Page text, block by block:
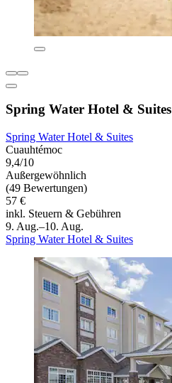
Spring Water Hotel & Suites
Spring Water Hotel & Suites
Cuauhtémoc
9,4/10
Außergewöhnlich
(49 Bewertungen)
57 €
inkl. Steuern & Gebühren
9. Aug.–10. Aug.
Spring Water Hotel & Suites